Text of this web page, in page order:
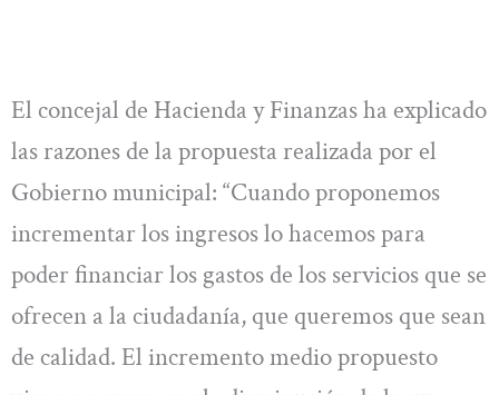
El concejal de Hacienda y Finanzas ha explicado
las razones de la propuesta realizada por el
Gobierno municipal: “Cuando proponemos
incrementar los ingresos lo hacemos para
poder financiar los gastos de los servicios que se
ofrecen a la ciudadanía, que queremos que sean
de calidad. El incremento medio propuesto